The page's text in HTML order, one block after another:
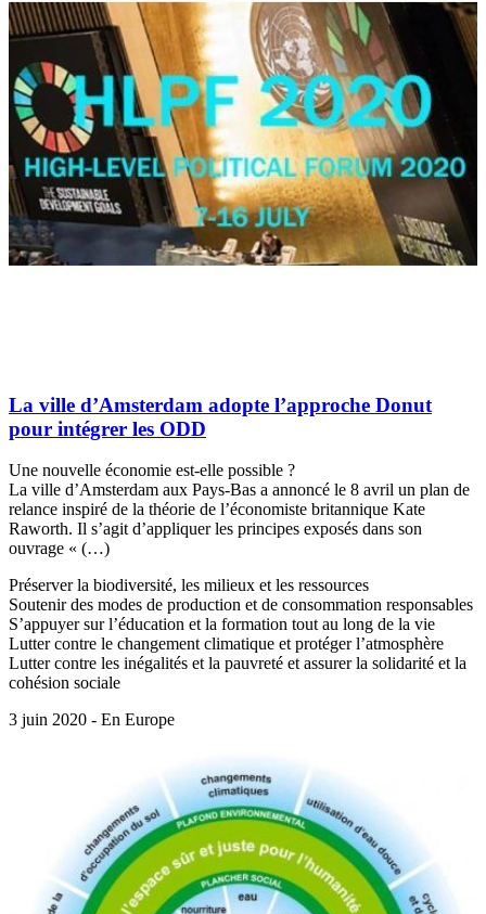
La ville d’Amsterdam adopte l’approche Donut
pour intégrer les ODD
Une nouvelle économie est-elle possible ?
La ville d’Amsterdam aux Pays-Bas a annoncé le 8 avril un plan de
relance inspiré de la théorie de l’économiste britannique Kate
Raworth. Il s’agit d’appliquer les principes exposés dans son
ouvrage « (…)
Préserver la biodiversité, les milieux et les ressources
Soutenir des modes de production et de consommation responsables
S’appuyer sur l’éducation et la formation tout au long de la vie
Lutter contre le changement climatique et protéger l’atmosphère
Lutter contre les inégalités et la pauvreté et assurer la solidarité et la
cohésion sociale
3 juin 2020 - En Europe